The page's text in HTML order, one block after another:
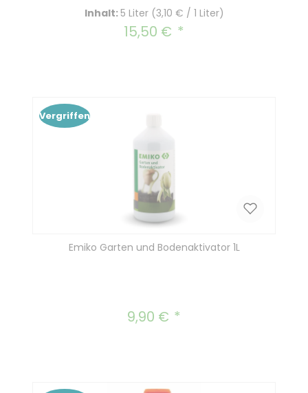
Inhalt:5 Liter (3,10 € / 1 Liter)
Regulärer Preis:
15,50 €
Vergriffen
Emiko Garten und Bodenaktivator 1L
Regulärer Preis:
9,90 €